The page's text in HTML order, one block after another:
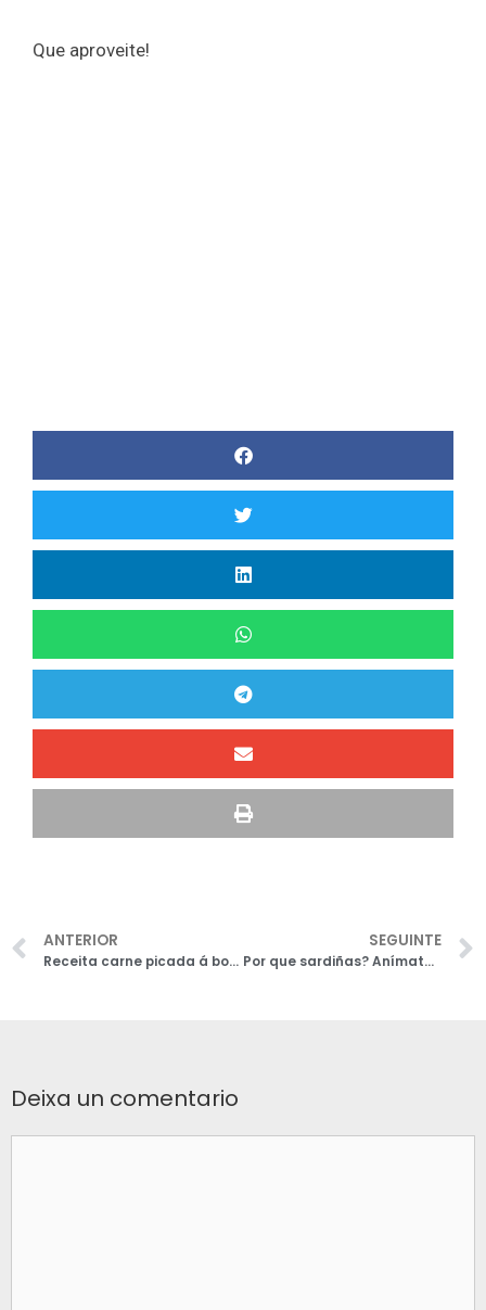
Que aproveite!
ANTERIOR
Receita carne picada á boloñesa
SEGUINTE
Por que sardiñas? Anímate coa costela á brasa este San Xoán!
Deixa un comentario